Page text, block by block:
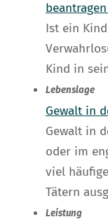
Ist ein
Kind in
Lebenslage
Gewalt in
Gewalt in
oder im
viel
Tätern
Leistung